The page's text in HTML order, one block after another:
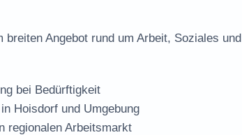
Angebot rund um Arbeit, Soziales und
bei Bedürftigkeit
Hoisdorf und Umgebung
regionalen Arbeitsmarkt